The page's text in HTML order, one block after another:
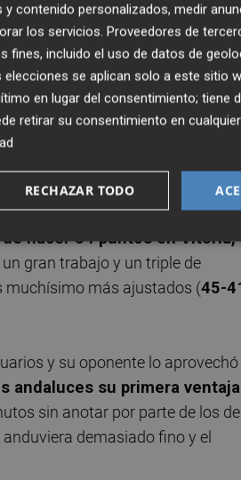
récord del club en un primer
Olek Balcerowski haciendo daño
el que intervino desde la banda y
murcianos estiraron de nuevo
y un
hacer 34 puntos en Vitoria,
gran trabajo y un triple de
muchísimo más ajustados (45-
y su oponente lo aprovechó
andaluces su primera ventaja
sin anotar por parte de los de
demasiado fino y el
contenido personalizados, medir
los servicios. Proveedores de
incluido el uso de datos de
se aplican solo a este sitio
en lugar del consentimiento; tiene
retirar su consentimiento en
RECHAZAR TODO